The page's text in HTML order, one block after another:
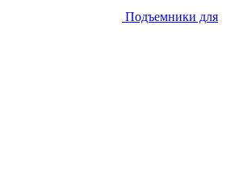
Подъемники для